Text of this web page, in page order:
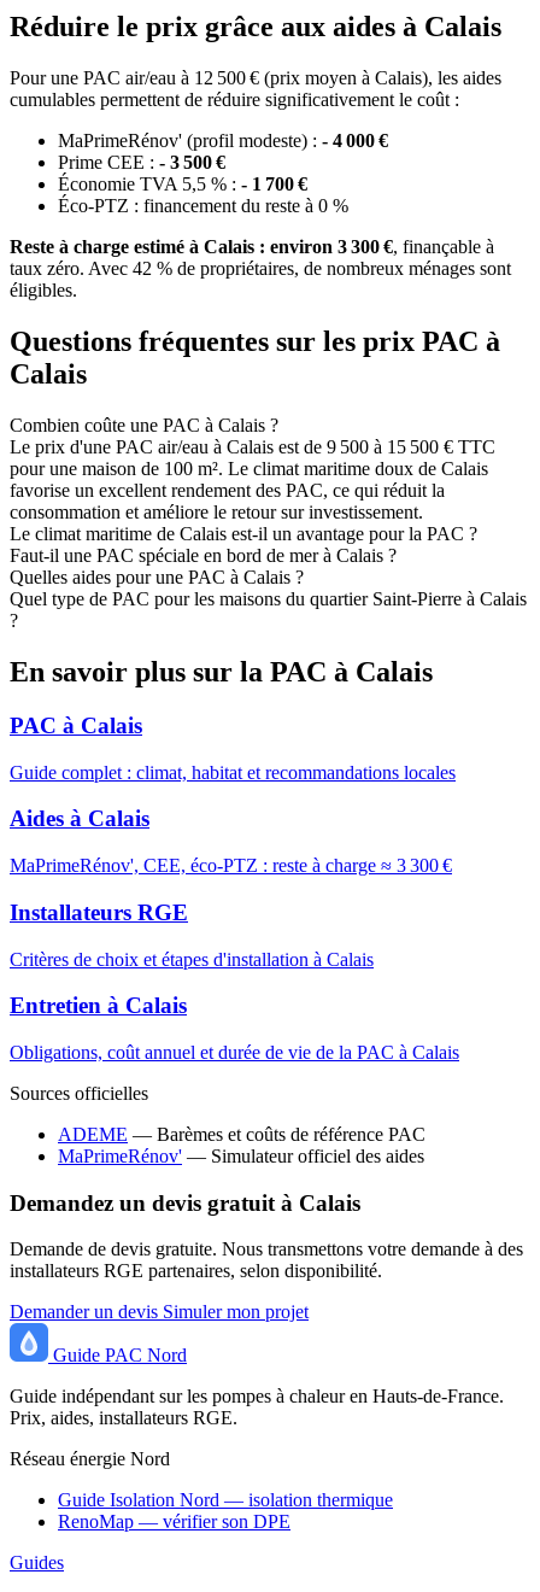
Réduire le prix grâce aux aides à Calais
Pour une PAC air/eau à 12 500 € (prix moyen à Calais), les aides
cumulables permettent de réduire significativement le coût :
MaPrimeRénov' (profil modeste) : - 4 000 €
Prime CEE : - 3 500 €
Économie TVA 5,5 % : - 1 700 €
Éco-PTZ : financement du reste à 0 %
Reste à charge estimé à Calais : environ 3 300 €, finançable à
taux zéro. Avec 42 % de propriétaires, de nombreux ménages sont
éligibles.
Questions fréquentes sur les prix PAC à
Calais
Combien coûte une PAC à Calais ?
Le prix d'une PAC air/eau à Calais est de 9 500 à 15 500 € TTC
pour une maison de 100 m². Le climat maritime doux de Calais
favorise un excellent rendement des PAC, ce qui réduit la
consommation et améliore le retour sur investissement.
Le climat maritime de Calais est-il un avantage pour la PAC ?
Faut-il une PAC spéciale en bord de mer à Calais ?
Quelles aides pour une PAC à Calais ?
Quel type de PAC pour les maisons du quartier Saint-Pierre à Calais
?
En savoir plus sur la PAC à Calais
PAC à Calais
Guide complet : climat, habitat et recommandations locales
Aides à Calais
MaPrimeRénov', CEE, éco-PTZ : reste à charge ≈ 3 300 €
Installateurs RGE
Critères de choix et étapes d'installation à Calais
Entretien à Calais
Obligations, coût annuel et durée de vie de la PAC à Calais
Sources officielles
ADEME — Barèmes et coûts de référence PAC
MaPrimeRénov' — Simulateur officiel des aides
Demandez un devis gratuit à Calais
Demande de devis gratuite. Nous transmettons votre demande à des
installateurs RGE partenaires, selon disponibilité.
Demander un devis Simuler mon projet
Guide PAC Nord
Guide indépendant sur les pompes à chaleur en Hauts-de-France.
Prix, aides, installateurs RGE.
Réseau énergie Nord
Guide Isolation Nord — isolation thermique
RenoMap — vérifier son DPE
Guides